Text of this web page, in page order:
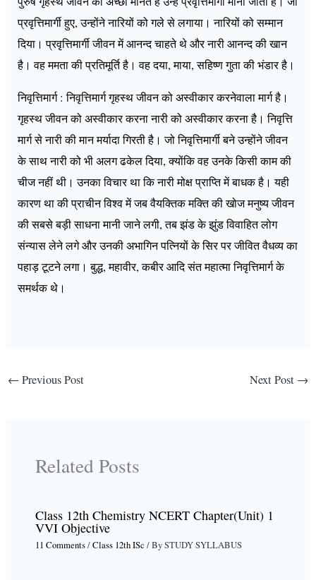
प्रवृत्तिमार्गी हुए, उन्होंने नारियों को गले से लगाया। नारियों को सम्मान
दिया। प्रवृत्तिमार्गी जीवन में आनन्द चाहते थे और नारी आनन्द की खान
है। वह ममता की प्रतिमूर्ति है। वह दया, माया, सहिष्ण गुता की भंडार है।
निवृत्तिमार्ग : निवृत्तिमार्ग गृहस्थ जीवन को अस्वीकार करनेवाला मार्ग है।
गृहस्थ जीवन को अस्वीकार करना नारी को अस्वीकार करना है। निवृत्ति
मार्ग से नारी की मान मर्यादा गिरती है। जो निवृत्तिमार्गी बने उन्होंने जीवन
के साथ नारी को भी अलग ढकेल दिया, क्योंकि वह उनके किसी काम की
चीज नहीं थी। उनका विचार था कि नारी मोक्ष प्राप्ति में बाधक है। यही
कारण था की प्राचीन विश्व में जब वैयक्तिक मक्ति की खोज मनुष्य जीवन
की सबसे बड़ी साधना मानी जाने लगी, तब झंड के झुंड विवाहित लोग
संन्यास लेने लगे और उनकी अभागिन पत्नियों के सिर पर जीवित वैधव्य का
पहाड़ टूटने लगा। बुद्ध, महावीर, कबीर आदि संत महात्मा निवृत्तिमार्ग के
समर्थक थे।
← Previous Post Next Post →
Related Posts
Class 12th Chemistry NCERT Chapter(Unit) 1
VVI Objective
11 Comments/Class 12th ISc / BySTUDY SYLLABUS